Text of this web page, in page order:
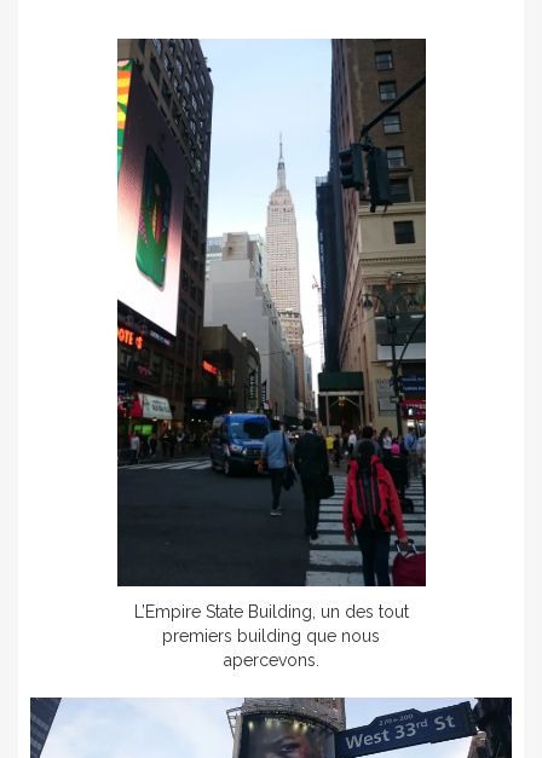
L’Empire State Building, un des tout
premiers building que nous
apercevons.